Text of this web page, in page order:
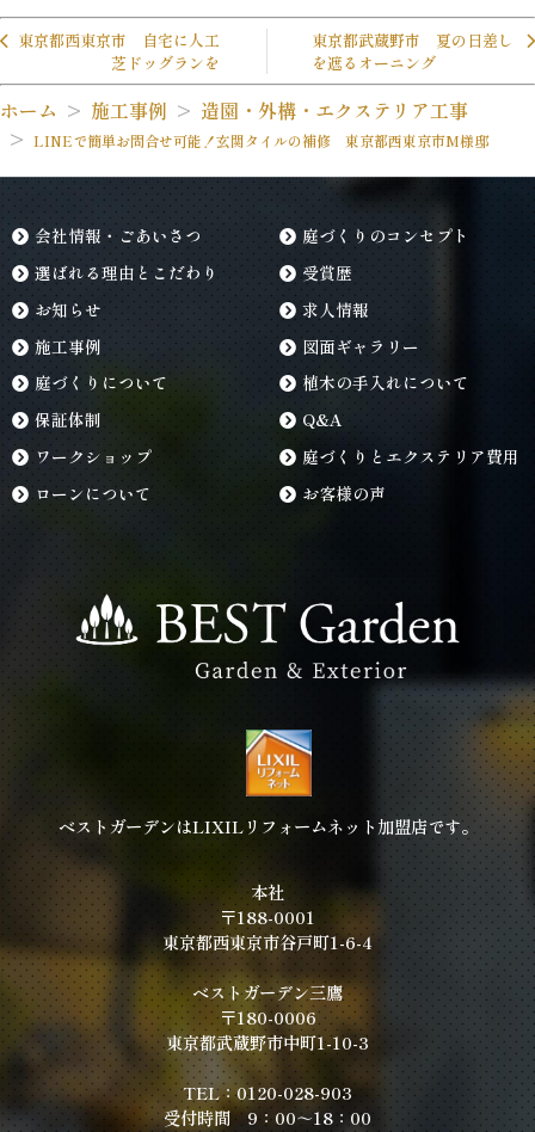
東京都武蔵野市 夏の日差し
を遮るオーニング
東京都西東京市 自宅に人工
芝ドッグランを
ホーム 施工事例 造園・外構・エクステリア工事
LINEで簡単お問合せ可能！玄関タイルの補修 東京都西東京市M様邸
会社情報・ごあいさつ
庭づくりのコンセプト
選ばれる理由とこだわり
受賞歴
お知らせ
求人情報
施工事例
図面ギャラリー
庭づくりについて
植木の手入れについて
保証体制
Q&A
ワークショップ
庭づくりとエクステリア費用
ローンについて
お客様の声
ベストガーデンはLIXILリフォームネット加盟店です。
本社
〒188-0001
東京都西東京市谷戸町1-6-4
ベストガーデン三鷹
〒180-0006
東京都武蔵野市中町1-10-3
TEL：0120-028-903
受付時間 9：00～18：00